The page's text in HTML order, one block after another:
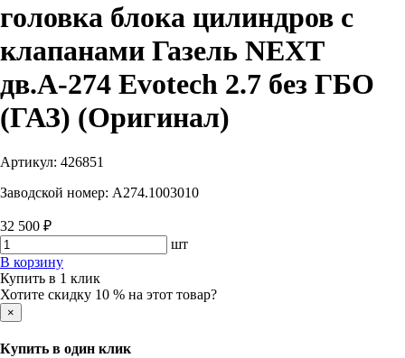
головка блока цилиндров с
клапанами Газель NEXT
дв.А-274 Evotech 2.7 без ГБО
(ГАЗ) (Оригинал)
Артикул: 426851
Заводской номер: А274.1003010
32 500 ₽
шт
В корзину
Купить в 1 клик
Хотите скидку 10 % на этот товар?
×
Купить в один клик